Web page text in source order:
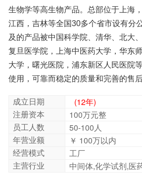
使用，可靠而稳定的质量和完善的售后
成立日期
(12年)
注册资本
100万元整
员工人数
50-100人
年营业额
￥ 100万以内
经营模式
工厂
主营行业
中间体,化学试剂,医